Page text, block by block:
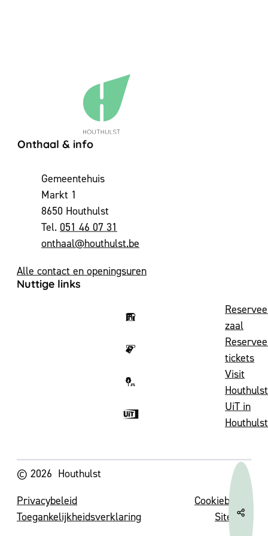
Contact & openingsuren
Onthaal & info
AdresGemeentehuis
Markt 1
,8650 Houthulst
051 46 07 31
E-mailonthaal@houthulst.be
Alle contact en openingsuren
Nuttige links
zaal
tickets
Visit
Houthulst
UiT in
Houthulst
© 2026 Houthulst
Privacybeleid
Cookiebeleid
Toegankelijkheidsverklaring
SitemapDeel